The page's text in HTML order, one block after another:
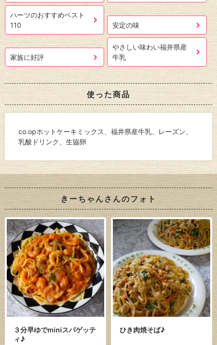
ハーツのおすすめベスト
110
安定の味
家族に好評
やさしい味わい福井県産
牛乳
使った商品
co.opホットケーキミックス、福井県産牛乳、レーズン、
乳酸ドリンク、生協卵
きーちゃんさんのフォト
３分早ゆでminiスパゲッテ
ィ♪
ひき肉焼そば♪